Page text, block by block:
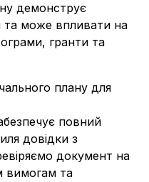
демонструє
та може впливати на
гранти та
плану для
повний
довідки з
документ на
вимогам та